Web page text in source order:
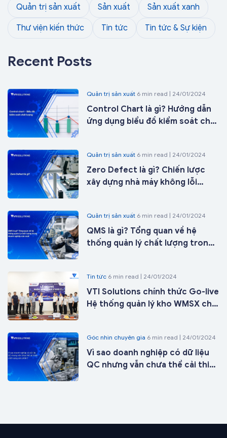
Quản trị sản xuất Sản xuất Sản xuất xanh
Thư viện kiến thức Tin tức Tin tức & Sự kiện
Recent Posts
Quản trị sản xuất 6 min read | 24/01/2024
Control Chart là gì? Hướng dẫn
ứng dụng biểu đồ kiểm soát chất
Quản trị sản xuất 6 min read | 24/01/2024
Zero Defect là gì? Chiến lược
xây dựng nhà máy không lỗi
Quản trị sản xuất 6 min read | 24/01/2024
QMS là gì? Tổng quan về hệ
thống quản lý chất lượng trong
Tin tức 6 min read | 24/01/2024
VTI Solutions chính thức Go-live
Hệ thống quản lý kho WMSX cho
ngày triển khai
Góc nhìn chuyên gia 6 min read | 24/01/2024
Vì sao doanh nghiệp có dữ liệu
QC nhưng vẫn chưa thể cải thiện